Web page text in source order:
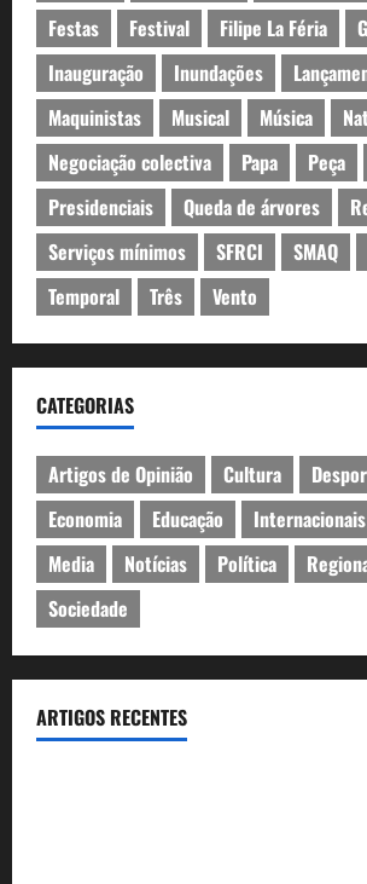
Festas
Festival Filipe La Féria
Inauguração
Inundações
Maquinistas
Musical Música
Negociação colectiva
Papa Peça
Presidenciais
Queda de árvores
Serviços mínimos
SFRCI SMAQ
Temporal
Três Vento
CATEGORIAS
Artigos de Opinião Cultura
Economia
Educação Internacionais
Media
Notícias Política
Sociedade
ARTIGOS RECENTES